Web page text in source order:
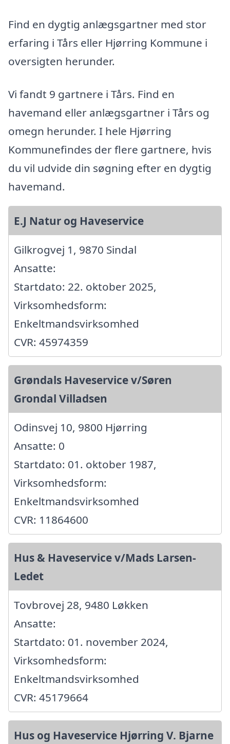
Find en dygtig anlægsgartner med stor
erfaring i Tårs eller Hjørring Kommune i
oversigten herunder.
Vi fandt 9 gartnere i Tårs. Find en
havemand eller anlægsgartner i Tårs og
omegn herunder. I hele Hjørring
Kommunefindes der flere gartnere, hvis
du vil udvide din søgning efter en dygtig
havemand.
E.J Natur og Haveservice
Gilkrogvej 1, 9870 Sindal
Ansatte:
Startdato: 22. oktober 2025,
Virksomhedsform:
Enkeltmandsvirksomhed
CVR: 45974359
Grøndals Haveservice v/Søren
Grondal Villadsen
Odinsvej 10, 9800 Hjørring
Ansatte: 0
Startdato: 01. oktober 1987,
Virksomhedsform:
Enkeltmandsvirksomhed
CVR: 11864600
Hus & Haveservice v/Mads Larsen-
Ledet
Tovbrovej 28, 9480 Løkken
Ansatte:
Startdato: 01. november 2024,
Virksomhedsform:
Enkeltmandsvirksomhed
CVR: 45179664
Hus og Haveservice Hjørring V. Bjarne